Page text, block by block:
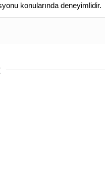
konularında deneyimlidir.